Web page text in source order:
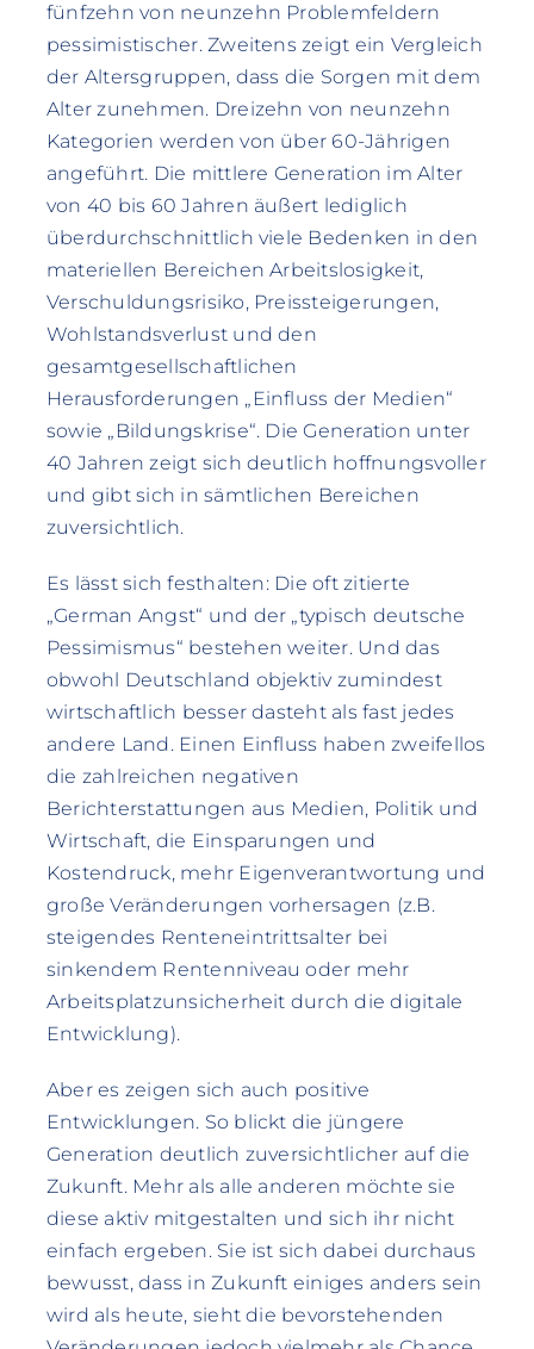
fünfzehn von neunzehn Problemfeldern
pessimistischer. Zweitens zeigt ein Vergleich
der Altersgruppen, dass die Sorgen mit dem
Alter zunehmen. Dreizehn von neunzehn
Kategorien werden von über 60-Jährigen
angeführt. Die mittlere Generation im Alter
von 40 bis 60 Jahren äußert lediglich
überdurchschnittlich viele Bedenken in den
materiellen Bereichen Arbeitslosigkeit,
Verschuldungsrisiko, Preissteigerungen,
Wohlstandsverlust und den
gesamtgesellschaftlichen
Herausforderungen „Einfluss der Medien“
sowie „Bildungskrise“. Die Generation unter
40 Jahren zeigt sich deutlich hoffnungsvoller
und gibt sich in sämtlichen Bereichen
zuversichtlich.
Es lässt sich festhalten: Die oft zitierte
„German Angst“ und der „typisch deutsche
Pessimismus“ bestehen weiter. Und das
obwohl Deutschland objektiv zumindest
wirtschaftlich besser dasteht als fast jedes
andere Land. Einen Einfluss haben zweifellos
die zahlreichen negativen
Berichterstattungen aus Medien, Politik und
Wirtschaft, die Einsparungen und
Kostendruck, mehr Eigenverantwortung und
große Veränderungen vorhersagen (z.B.
steigendes Renteneintrittsalter bei
sinkendem Rentenniveau oder mehr
Arbeitsplatzunsicherheit durch die digitale
Entwicklung).
Aber es zeigen sich auch positive
Entwicklungen. So blickt die jüngere
Generation deutlich zuversichtlicher auf die
Zukunft. Mehr als alle anderen möchte sie
diese aktiv mitgestalten und sich ihr nicht
einfach ergeben. Sie ist sich dabei durchaus
bewusst, dass in Zukunft einiges anders sein
wird als heute, sieht die bevorstehenden